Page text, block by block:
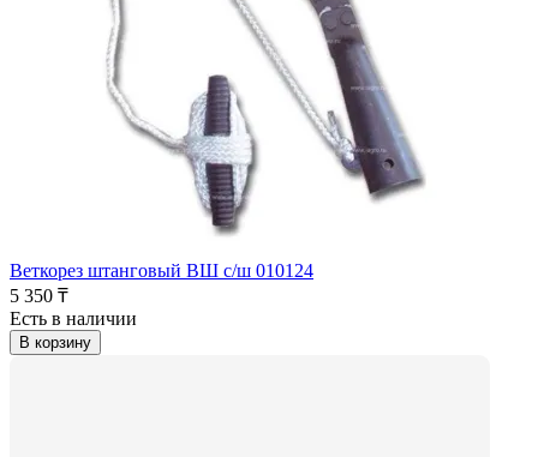
Веткорез штанговый ВШ с/ш 010124
5 350 ₸
Есть в наличии
В корзину